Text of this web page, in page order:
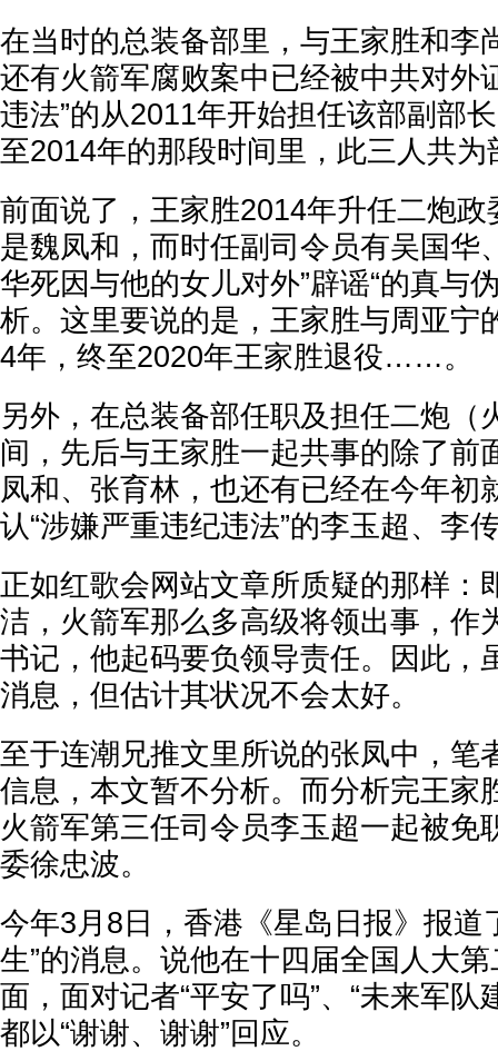
在当时的总装备部里，与王家胜和李
还有火箭军腐败案中已经被中共对外
违法”的从2011年开始担任该部副部
至2014年的那段时间里，此三人共为
前面说了，王家胜2014年升任二炮
是魏凤和，而时任副司令员有吴国华
华死因与他的女儿对外”辟谣“的真与
析。这里要说的是，王家胜与周亚宁
4年，终至2020年王家胜退役……。
另外，在总装备部任职及担任二炮（
间，先后与王家胜一起共事的除了前
凤和、张育林，也还有已经在今年初
认“涉嫌严重违纪违法”的李玉超、李
正如红歌会网站文章所质疑的那样：
洁，火箭军那么多高级将领出事，作
书记，他起码要负领导责任。因此，
消息，但估计其状况不会太好。
至于连潮兄推文里所说的张凤中，笔
信息，本文暂不分析。而分析完王家
火箭军第三任司令员李玉超一起被免
委徐忠波。
今年3月8日，香港《星岛日报》报道
生”的消息。说他在十四届全国人大
面，面对记者“平安了吗”、“未来军队
都以“谢谢、谢谢”回应。